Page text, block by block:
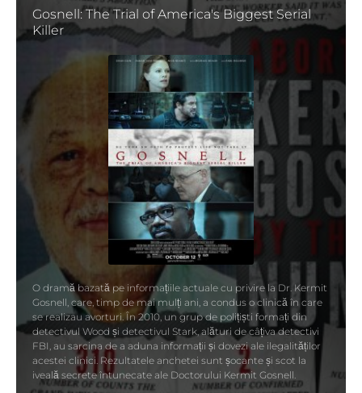
Gosnell: The Trial of America's Biggest Serial
Killer
O dramă bazată pe informațiile actuale cu privire la Dr. Kermit
Gosnell, care, timp de mai mulți ani, a condus o clinică în care
se realizau avorturi. În 2010, un grup de polițiști formați din
detectivul Wood și detectivul Stark, alături de câțiva detectivi
FBI, au sarcina de a aduna informații și dovezi ale ilegalităților
acestei clinici. Rezultatele anchetei sunt șocante și scot la
iveală secrete întunecate ale Doctorului Kermit Gosnell.